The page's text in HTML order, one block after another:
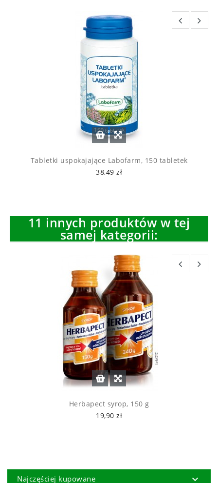
Tabletki uspokajające Labofarm, 150 tabletek
38,49 zł
11 innych produktów w tej
samej kategorii:
Herbapect syrop, 150 g
19,90 zł
Najczęściej kupowane 